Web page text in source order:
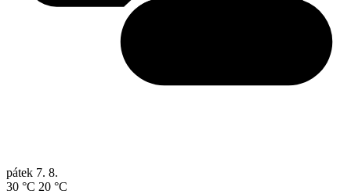
pátek 7. 8.
30 °C 20 °C